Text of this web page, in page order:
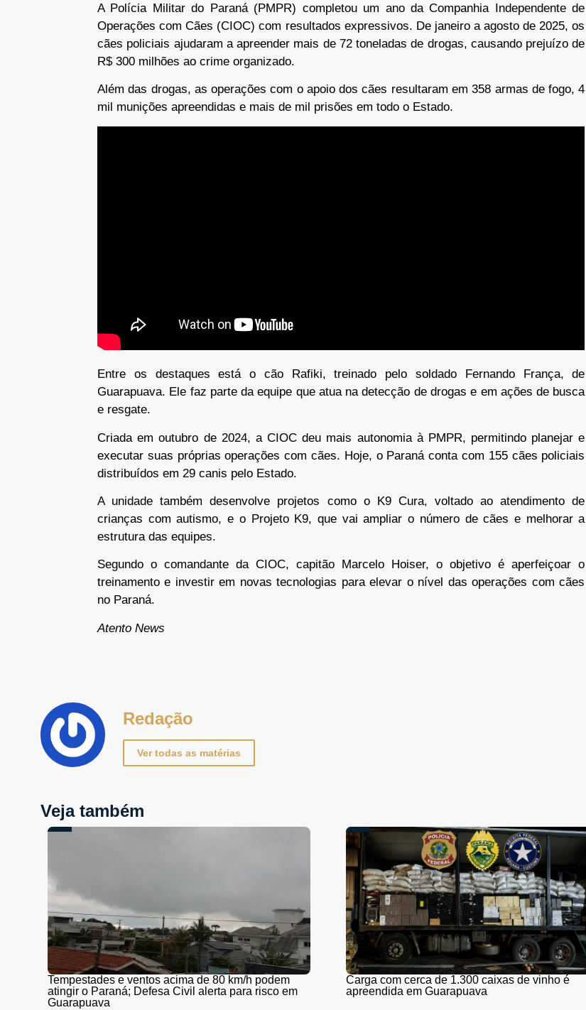
A Polícia Militar do Paraná (PMPR) completou um ano da Companhia Independente de
Operações com Cães (CIOC) com resultados expressivos. De janeiro a agosto de 2025, os
cães policiais ajudaram a apreender mais de 72 toneladas de drogas, causando prejuízo de
R$ 300 milhões ao crime organizado.
Além das drogas, as operações com o apoio dos cães resultaram em 358 armas de fogo, 4
mil munições apreendidas e mais de mil prisões em todo o Estado.
Entre os destaques está o cão Rafiki, treinado pelo soldado Fernando França, de
Guarapuava. Ele faz parte da equipe que atua na detecção de drogas e em ações de busca
e resgate.
Criada em outubro de 2024, a CIOC deu mais autonomia à PMPR, permitindo planejar e
executar suas próprias operações com cães. Hoje, o Paraná conta com 155 cães policiais
distribuídos em 29 canis pelo Estado.
A unidade também desenvolve projetos como o K9 Cura, voltado ao atendimento de
crianças com autismo, e o Projeto K9, que vai ampliar o número de cães e melhorar a
estrutura das equipes.
Segundo o comandante da CIOC, capitão Marcelo Hoiser, o objetivo é aperfeiçoar o
treinamento e investir em novas tecnologias para elevar o nível das operações com cães
no Paraná.
Atento News
Redação
Ver todas as matérias
Veja também
Tempestades e ventos acima de 80 km/h podem
atingir o Paraná; Defesa Civil alerta para risco em
Guarapuava
Carga com cerca de 1.300 caixas de vinho é
apreendida em Guarapuava